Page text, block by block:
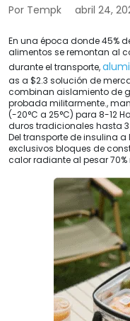
Por Tempk abril 24,
En una época donde 45%
alimentos se remontan al
durante el transporte,
as a $2.3 solución de
combinan aislamiento de
probada militarmente.,
(-20°C a 25°C) para 8-12
duros tradicionales hasta
Del transporte de insulina
exclusivos bloques de
calor radiante al pesar